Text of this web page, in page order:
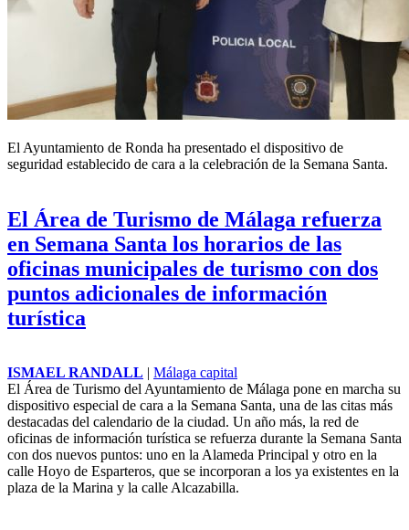
El Ayuntamiento de Ronda ha presentado el dispositivo de
seguridad establecido de cara a la celebración de la Semana Santa.
El Área de Turismo de Málaga refuerza
en Semana Santa los horarios de las
oficinas municipales de turismo con dos
puntos adicionales de información
turística
ISMAEL RANDALL
Málaga capital
El Área de Turismo del Ayuntamiento de Málaga pone en marcha su
dispositivo especial de cara a la Semana Santa, una de las citas más
destacadas del calendario de la ciudad. Un año más, la red de
oficinas de información turística se refuerza durante la Semana Santa
con dos nuevos puntos: uno en la Alameda Principal y otro en la
calle Hoyo de Esparteros, que se incorporan a los ya existentes en la
plaza de la Marina y la calle Alcazabilla.